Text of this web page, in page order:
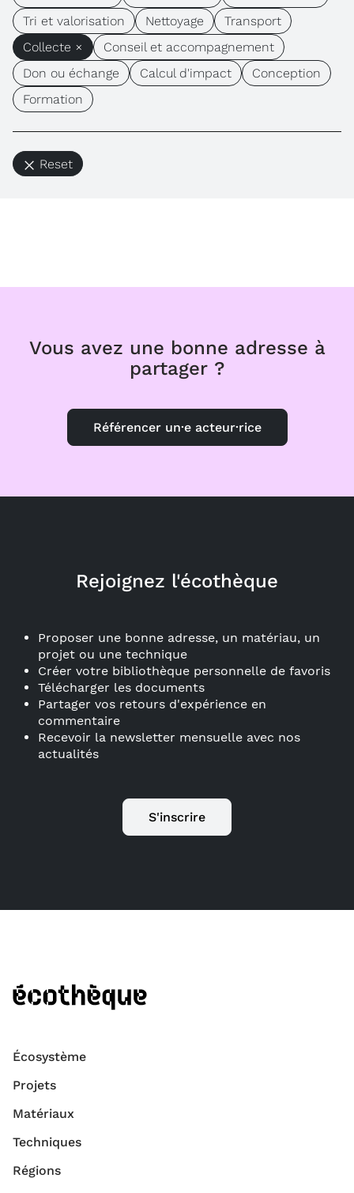
Tri et valorisation
Nettoyage
Transport
Collecte ×
Conseil et accompagnement
Don ou échange
Calcul d'impact
Conception
Formation
Reset
Vous avez une bonne adresse à
partager ?
Référencer un·e acteur·rice
Rejoignez l'écothèque
Proposer une bonne adresse, un matériau, un
projet ou une technique
Créer votre bibliothèque personnelle de favoris
Télécharger les documents
Partager vos retours d'expérience en
commentaire
Recevoir la newsletter mensuelle avec nos
actualités
S'inscrire
Écosystème
Projets
Matériaux
Techniques
Régions